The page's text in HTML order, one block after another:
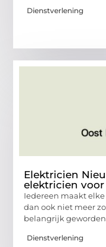
Dienstverlening
Elektricien
elektricien
Iedereen maakt
dan ook niet meer
belangrijk
Dienstverlening